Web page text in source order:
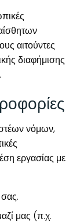
αιτούντες
διαφήμισης
νόμων,
εργασίας με
μας (π.χ.